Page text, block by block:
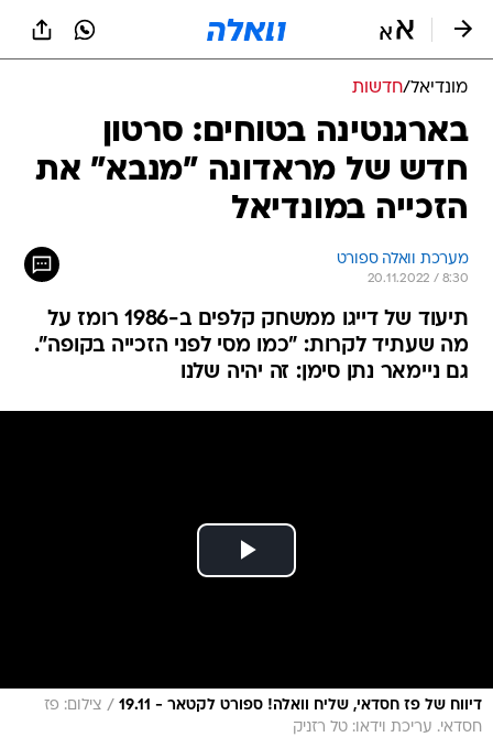
מונדיאל/חדשות
בארגנטינה בטוחים: סרטון
חדש של מראדונה "מנבא" את
הזכייה במונדיאל
מערכת וואלה ספורט
20.11.2022 / 8:30
תיעוד של דייגו ממשחק קלפים ב-1986 רומז על
מה שעתיד לקרות: "כמו מסי לפני הזכייה בקופה".
גם ניימאר נתן סימן: זה יהיה שלנו
דיווח של פז חסדאי, שליח וואלה! ספורט לקטאר - 19.11 / צילום: פז
חסדאי. עריכת וידאו: טל רזניק